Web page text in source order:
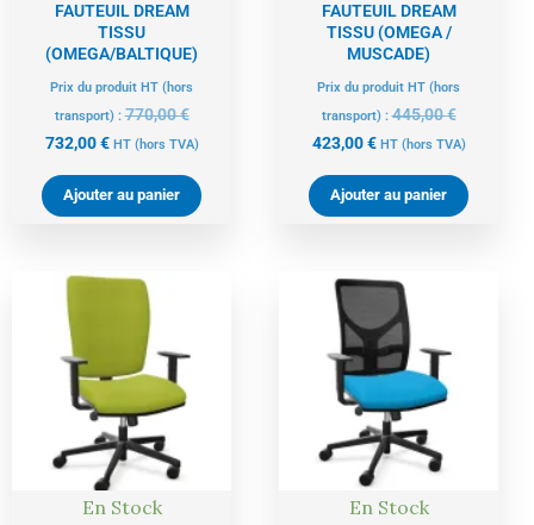
FAUTEUIL DREAM
TISSU
(OMEGA/BALTIQUE)
Prix du produit HT (hors
transport) :770,00€
732,00€ HT (hors TVA)
Ajouter au panier
FAUTEUIL DREAM
TISSU (OMEGA /
MUSCADE)
Prix du produit HT (hors
transport) :445,00€
423,00€ HT (hors TVA)
Ajouter au panier
En Stock
était :
Le
actuel
est :
423,00 €.
En Stock
Le
prix
actuel
est :
442,00 €.